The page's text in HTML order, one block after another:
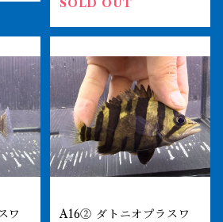
SOLD OUT
A16② ダトニオプラスワ